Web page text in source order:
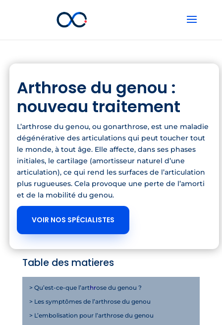
Arthrose du genou :
nouveau traitement
L’arthrose du genou, ou gonarthrose, est une maladie
dégénérative des articulations qui peut toucher tout
le monde, à tout âge. Elle affecte, dans ses phases
initiales, le cartilage (amortisseur naturel d’une
articulation), ce qui rend les surfaces de l’articulation
plus rugueuses. Cela provoque une perte de l’amorti
et de la mobilité du genou.
VOIR NOS SPÉCIALISTES
Table des matieres
> Qu’est-ce-que l’arthrose du genou ?
> Les symptômes de l’arthrose du genou
> L’embolisation pour l’arthrose du genou